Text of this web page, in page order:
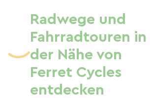
Radwege und
Fahrradtouren in
der Nähe von
Ferret Cycles
entdecken